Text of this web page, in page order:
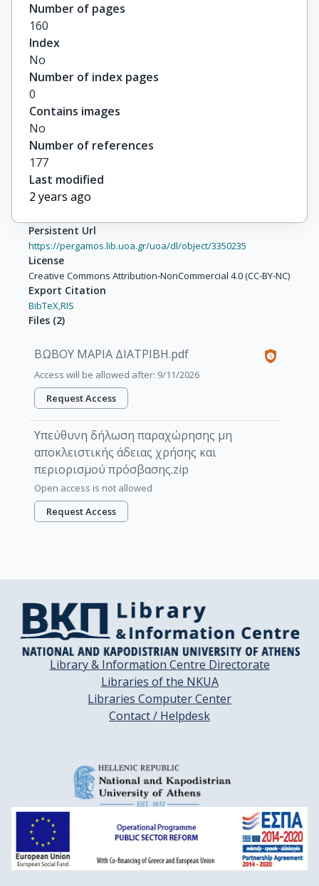
Number of pages
160
Index
No
Number of index pages
0
Contains images
No
Number of references
177
Last modified
2 years ago
Persistent Url
https://pergamos.lib.uoa.gr/uoa/dl/object/3350235
License
Creative Commons Attribution-NonCommercial 4.0 (CC-BY-NC)
Export Citation
BibTeX,RIS
Files (2)
ΒΩΒΟΥ ΜΑΡΙΑ ΔΙΑΤΡΙΒΗ.pdf
Access will be allowed after: 9/11/2026
Request Access
Υπεύθυνη δήλωση παραχώρησης μη
αποκλειστικής άδειας χρήσης και
περιορισμού πρόσβασης.zip
Open access is not allowed
Request Access
Library & Information Centre Directorate
Libraries of the NKUA
Libraries Computer Center
Contact / Helpdesk